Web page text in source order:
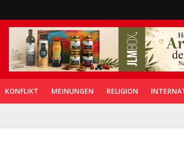
KONFLIKT MEINUNGEN RELIGION